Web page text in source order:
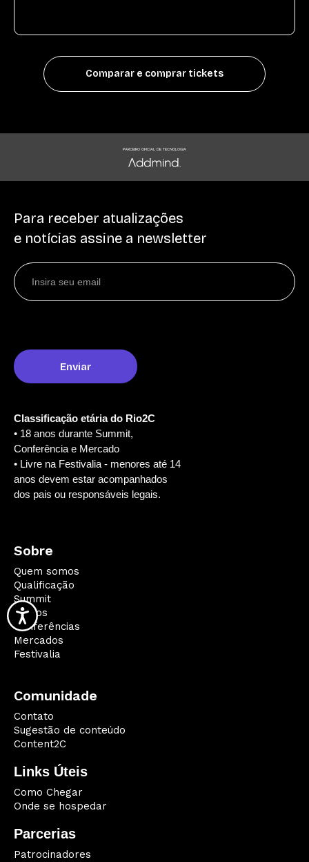
Comparar e comprar tickets
PARCEIRO OFICIAL DE TECNOLOGIA
Para receber atualizações
e notícias assine a newsletter
Classificação etária do Rio2C
• 18 anos durante Summit,
Conferência e Mercado
• Livre na Festivalia - menores até 14
anos devem estar acompanhados
dos pais ou responsáveis legais.
Sobre
Quem somos
Qualificação
Summit
Palcos
Conferências
Mercados
Festivalia
Comunidade
Contato
Sugestão de conteúdo
Content2C
Links Úteis
Como Chegar
Onde se hospedar
Parcerias
Patrocinadores